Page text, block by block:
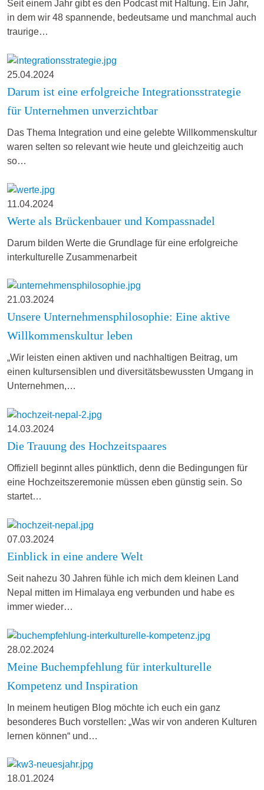
Seit einem Jahr gibt es den Podcast mit Haltung. Ein Jahr,
in dem wir 48 spannende, bedeutsame und manchmal auch
traurige…
25.04.2024
Darum ist eine erfolgreiche Integrationsstrategie
für Unternehmen unverzichtbar
Das Thema Integration und eine gelebte Willkommenskultur
waren selten so relevant wie heute und gleichzeitig auch
so…
11.04.2024
Werte als Brückenbauer und Kompassnadel
Darum bilden Werte die Grundlage für eine erfolgreiche
interkulturelle Zusammenarbeit
21.03.2024
Unsere Unternehmensphilosophie: Eine aktive
Willkommenskultur leben
„Wir leisten einen aktiven und nachhaltigen Beitrag, um
einen kultursensiblen und diversitätsbewussten Umgang in
Unternehmen,…
14.03.2024
Die Trauung des Hochzeitspaares
Offiziell beginnt alles pünktlich, denn die Bedingungen für
eine Hochzeitszeremonie müssen eben günstig sein. So
startet…
07.03.2024
Einblick in eine andere Welt
Seit nahezu 30 Jahren fühle ich mich dem kleinen Land
Nepal mitten im Himalaya eng verbunden und habe es
immer wieder…
28.02.2024
Meine Buchempfehlung für interkulturelle
Kompetenz und Inspiration
In meinem heutigen Blog möchte ich euch ein ganz
besonderes Buch vorstellen: „Was wir von anderen Kulturen
lernen können“ und…
18.01.2024